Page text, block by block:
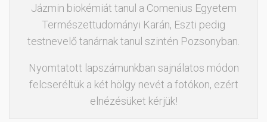
Jázmin biokémiát tanul a Comenius Egyetem
Természettudományi Karán, Eszti pedig
testnevelő tanárnak tanul szintén Pozsonyban.
Nyomtatott lapszámunkban sajnálatos módon
felcseréltük a két hölgy nevét a fotókon, ezért
elnézésüket kérjük!